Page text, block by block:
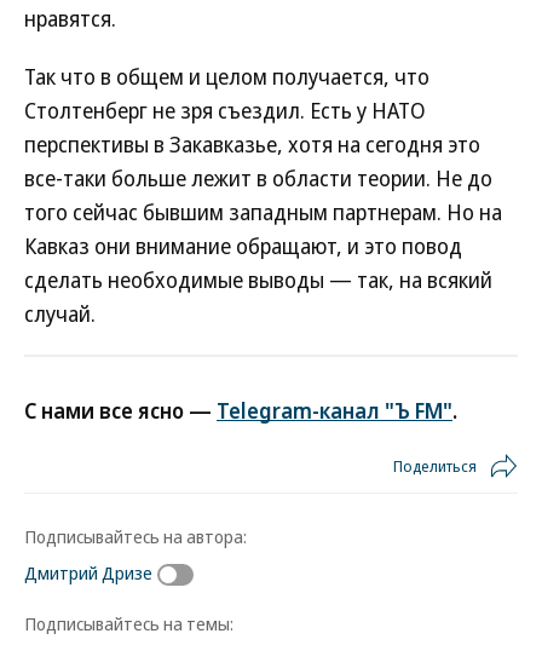
нравятся.
Так что в общем и целом получается, что
Столтенберг не зря съездил. Есть у НАТО
перспективы в Закавказье, хотя на сегодня это
все-таки больше лежит в области теории. Не до
того сейчас бывшим западным партнерам. Но на
Кавказ они внимание обращают, и это повод
сделать необходимые выводы — так, на всякий
случай.
С нами все ясно — Telegram-канал "Ъ FM".
Поделиться
Подписывайтесь на автора:
Дмитрий Дризе
Подписывайтесь на темы: